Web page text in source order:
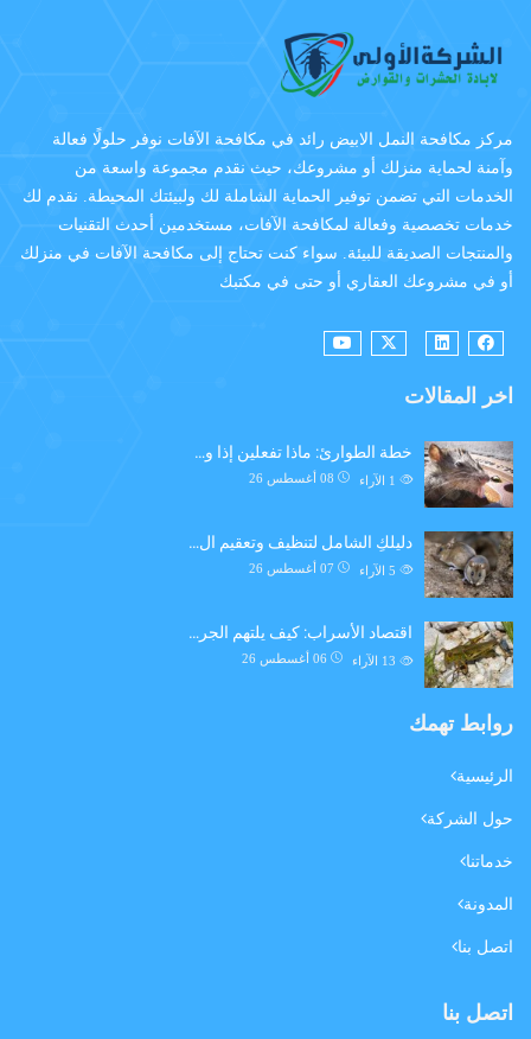
مركز مكافحة النمل الابيض رائد في مكافحة الآفات نوفر حلولًا فعالة
وآمنة لحماية منزلك أو مشروعك، حيث نقدم مجموعة واسعة من
الخدمات التي تضمن توفير الحماية الشاملة لك ولبيئتك المحيطة. نقدم لك
خدمات تخصصية وفعالة لمكافحة الآفات، مستخدمين أحدث التقنيات
والمنتجات الصديقة للبيئة. سواء كنت تحتاج إلى مكافحة الآفات في منزلك
أو في مشروعك العقاري أو حتى في مكتبك
اخر المقالات
خطة الطوارئ: ماذا تفعلين إذا و…
08 أغسطس 26 الآراء
دليلكِ الشامل لتنظيف وتعقيم ال…
07 أغسطس 26 الآراء
اقتصاد الأسراب: كيف يلتهم الجر…
06 أغسطس 26 الآراء
روابط تهمك
الرئيسية
حول الشركة
خدماتنا
المدونة
اتصل بنا
اتصل بنا